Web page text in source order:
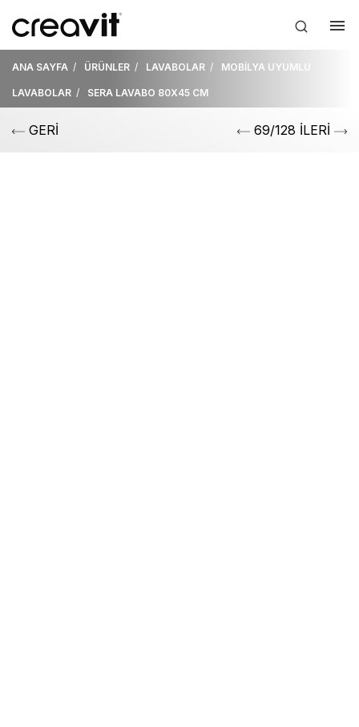
ANA SAYFA ÜRÜNLER LAVABOLAR MOBİLYA UYUMLU
LAVABOLAR SERA LAVABO 80X45 CM
GERİ 69/128 İLERİ